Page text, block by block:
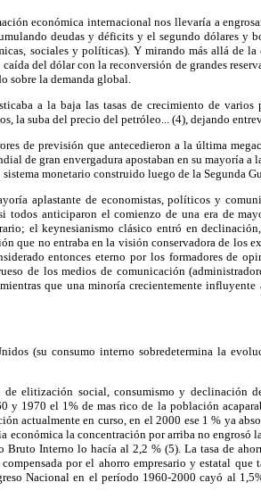
económica internacional nos llevaría a
deudas y déficits y el segundo dólares y
sociales y políticas). Y mirando más allá de
del dólar con la reconversión de grandes
sobre la demanda global.
a la baja las tasas de crecimiento de
la suba del precio del petróleo... (4), dejando
de previsión que antecedieron a la última
de gran envergadura apostaban en su mayoría
monetario construido luego de la Segunda
aplastante de economistas, políticos y
todos anticiparon el comienzo de una era de
el keynesianismo clásico entró en
que no entraba en la visión conservadora de los
entonces eterno por los formadores de
de los medios de comunicación
que una minoría crecientemente
(su consumo interno sobredetermina la
de elitización social, consumismo y
y 1970 el 1% de mas rico de la población
actualmente en curso, en el 2000 ese 1 % ya
económica la concentración por arriba no
Interno lo hacía al 2,2 % (5). La tasa de
por el ahorro empresario y estatal
Nacional en el período 1960-2000 cayó al